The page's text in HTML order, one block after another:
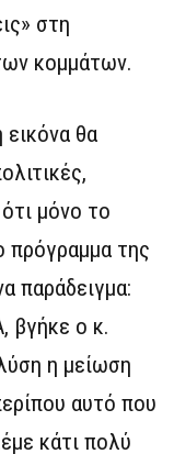
στη
κομμάτων.
θα
μόνο το
πρόγραμμα της
παράδειγμα:
βγήκε ο κ.
η μείωση
αυτό που
κάτι πολύ